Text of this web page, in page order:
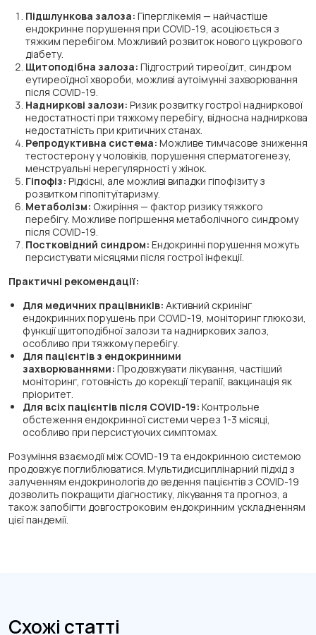
Підшлункова залоза: Гіперглікемія — найчастіше
ендокринне порушення при COVID-19, асоціюється з
тяжким перебігом. Можливий розвиток нового цукрового
діабету.
Щитоподібна залоза: Підгострий тиреоїдит, синдром
еутиреоїдної хвороби, можливі аутоімунні захворювання
після COVID-19.
Надниркові залози: Ризик розвитку гострої надниркової
недостатності при тяжкому перебігу, відносна надниркова
недостатність при критичних станах.
Репродуктивна система: Можливе тимчасове зниження
тестостерону у чоловіків, порушення сперматогенезу,
менструальні нерегулярності у жінок.
Гіпофіз: Рідкісні, але можливі випадки гіпофізиту з
розвитком гіпопітуїтаризму.
Метаболізм: Ожиріння — фактор ризику тяжкого
перебігу. Можливе погіршення метаболічного синдрому
після COVID-19.
Постковідний синдром: Ендокринні порушення можуть
персистувати місяцями після гострої інфекції.
Практичні рекомендації:
Для медичних працівників: Активний скринінг
ендокринних порушень при COVID-19, моніторинг глюкози,
функції щитоподібної залози та надниркових залоз,
особливо при тяжкому перебігу.
Для пацієнтів з ендокринними
захворюваннями: Продовжувати лікування, частіший
моніторинг, готовність до корекції терапії, вакцинація як
пріоритет.
Для всіх пацієнтів після COVID-19: Контрольне
обстеження ендокринної системи через 1-3 місяці,
особливо при персистуючих симптомах.
Розуміння взаємодії між COVID-19 та ендокринною системою
продовжує поглиблюватися. Мультидисциплінарний підхід з
залученням ендокринологів до ведення пацієнтів з COVID-19
дозволить покращити діагностику, лікування та прогноз, а
також запобігти довгостроковим ендокринним ускладненням
цієї пандемії.
Схожі статті